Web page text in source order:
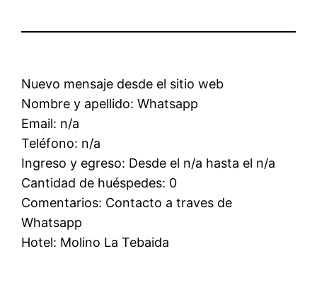
Nuevo mensaje desde el sitio web
Nombre y apellido: Whatsapp
Email: n/a
Teléfono: n/a
Ingreso y egreso: Desde el n/a hasta el n/a
Cantidad de huéspedes: 0
Comentarios: Contacto a traves de
Whatsapp
Hotel: Molino La Tebaida